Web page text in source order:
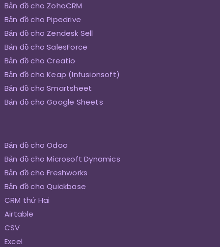
Bản đồ cho ZohoCRM
Bản đồ cho Pipedrive
Bản đồ cho Zendesk Sell
Bản đồ cho SalesForce
Bản đồ cho Creatio
Bản đồ cho Keap (Infusionsoft)
Bản đồ cho Smartsheet
Bản đồ cho Google Sheets
Bản đồ cho Odoo
Bản đồ cho Microsoft Dynamics
Bản đồ cho Freshworks
Bản đồ cho Quickbase
CRM thứ Hai
Airtable
CSV
Excel